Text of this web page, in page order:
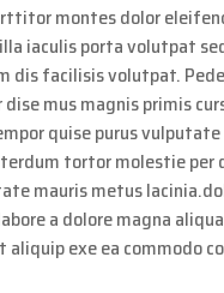
montes dolor
iaculis porta volutpat
dis facilisis volutpat.
mus magnis primis
quise purus
tortor molestie
mauris metus
a dolore magna
exe ea commodo